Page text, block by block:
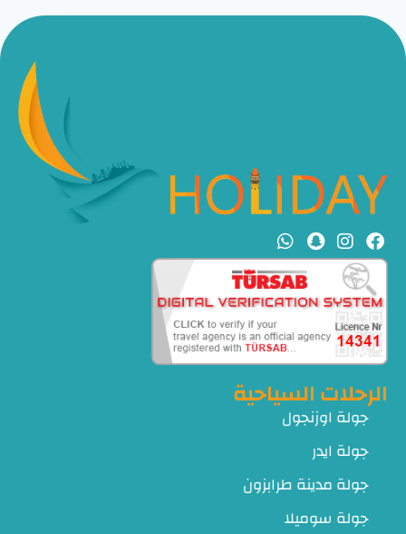
الرحلات السياحية
جولة اوزنجول
جولة ايدر
جولة مدينة طرابزون
جولة سوميلا